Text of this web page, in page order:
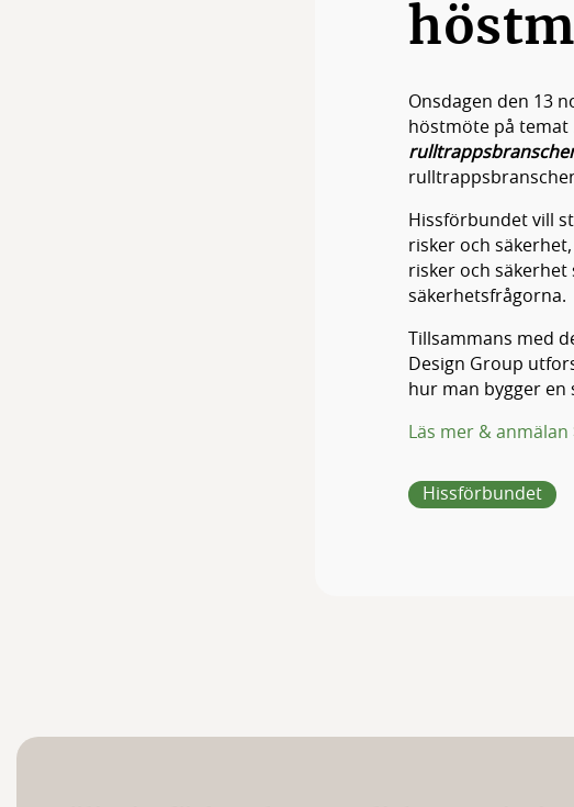
Onsdagen den 13
höstmöte på temat
Hissförbundet vill
risker och
risker och
säkerhetsfrågorna.
Tillsammans med
Design Group
hur man bygger
Läs mer & anmälan
Hissförbundet